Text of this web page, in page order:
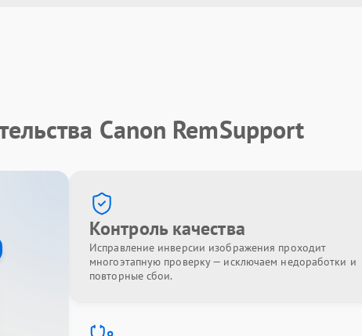
Canon RemSupport
Контроль качества
Исправление инверсии изображения проходит
многоэтапную проверку — исключаем недоработки и
повторные сбои.